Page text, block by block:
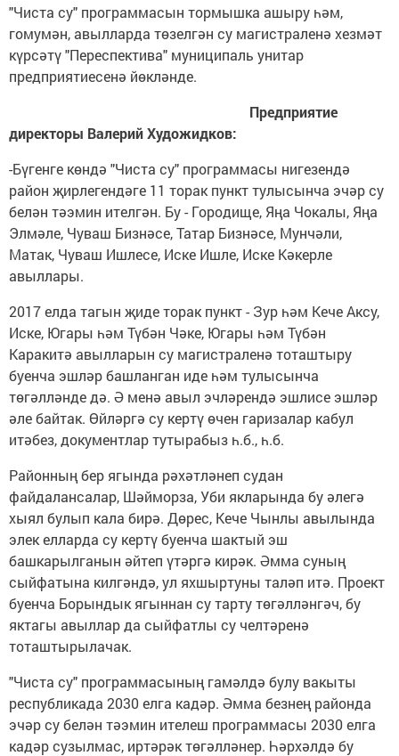
"Чиста су" программасын тормышка ашыру һәм,
гомумән, авылларда төзелгән су магистраленә хезмәт
күрсәтү "Переспектива" муниципаль унитар
предприятиесенә йөкләнде.
Предприятие
директоры ВалерийХудожидков:
-Бүгенге көндә "Чиста су" программасы нигезендә
район җирлегендәге 11 торак пункт тулысынча эчәр су
белән тәэмин ителгән. Бу - Городище, Яңа Чокалы, Яңа
Элмәле, Чуваш Бизнәсе, Татар Бизнәсе, Мунчәли,
Матак, Чуваш Ишлесе, Иске Ишле, Иске Кәкерле
авыллары.
2017 елда тагын җиде торак пункт - Зур һәм Кече Аксу,
Иске, Югары һәм Түбән Чәке, Югары һәм Түбән
Каракитә авылларын су магистраленә тоташтыру
буенча эшләр башланган иде һәм тулысынча
төгәлләнде дә. Ә менә авыл эчләрендә эшлисе эшләр
әле байтак. Өйләргә су кертү өчен гаризалар кабул
итәбез, документлар тутырабыз һ.б., һ.б.
Районның бер ягында рәхәтләнеп судан
файдалансалар, Шәйморза, Уби якларында бу әлегә
хыял булып кала бирә. Дөрес, Кече Чынлы авылында
элек елларда су кертү буенча шактый эш
башкарылганын әйтеп үтәргә кирәк. Әмма суның
сыйфатына килгәндә, ул яхшыртуны таләп итә. Проект
буенча Борындык ягыннан су тарту төгәлләнгәч, бу
яктагы авыллар да сыйфатлы су челтәренә
тоташтырылачак.
"Чиста су" программасының гамәлдә булу вакыты
республикада 2030 елга кадәр. Әмма безнең районда
эчәр су белән тәэмин ителеш программасы 2030 елга
кадәр сузылмас, иртәрәк төгәлләнер. Һәрхәлдә бу